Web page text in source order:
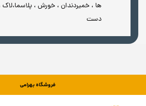
ها ، خمیردندان ، خورش ، پلاسما،لاک
دست
فروشگاه بهرامی